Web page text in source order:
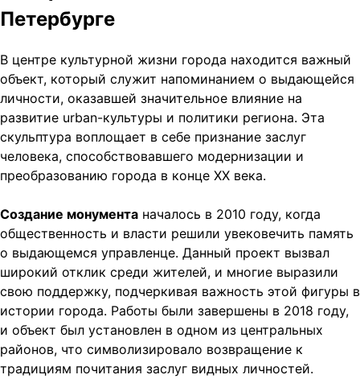
Петербурге
В центре культурной жизни города находится важный
объект, который служит напоминанием о выдающейся
личности, оказавшей значительное влияние на
развитие urban-культуры и политики региона. Эта
скульптура воплощает в себе признание заслуг
человека, способствовавшего модернизации и
преобразованию города в конце XX века.
Создание монумента началось в 2010 году, когда
общественность и власти решили увековечить память
о выдающемся управленце. Данный проект вызвал
широкий отклик среди жителей, и многие выразили
свою поддержку, подчеркивая важность этой фигуры в
истории города. Работы были завершены в 2018 году,
и объект был установлен в одном из центральных
районов, что символизировало возвращение к
традициям почитания заслуг видных личностей.